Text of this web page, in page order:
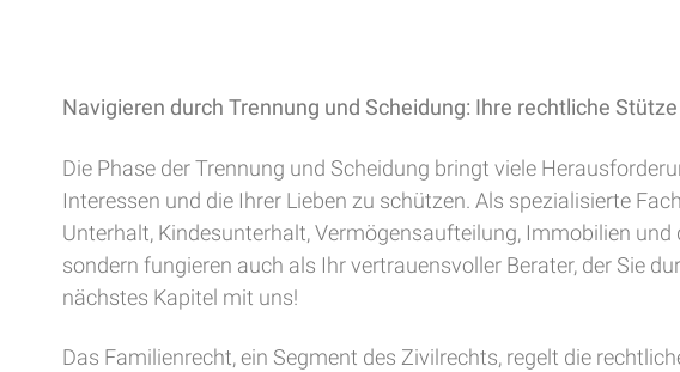
Navigieren durch Trennung und Scheidung: Ihre rechtliche
Die Phase der Trennung und Scheidung bringt viele
Interessen und die Ihrer Lieben zu schützen. Als spezialisierte
Unterhalt, Kindesunterhalt, Vermögensaufteilung, Immobilien
sondern fungieren auch als Ihr vertrauensvoller Berater, der Sie
nächstes Kapitel mit uns!
Das Familienrecht, ein Segment des Zivilrechts, regelt die